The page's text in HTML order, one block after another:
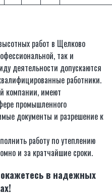
работ в Щелково
так и
деятельности допускаются
работники.
компании, имеют
промышленного
документы и разрешение к
работу по утеплению
и за кратчайшие сроки.
в надежных